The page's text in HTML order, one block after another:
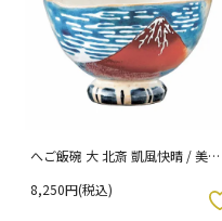
へご飯碗 大 北斎 凱風快晴 / 美山
8,250円(税込)